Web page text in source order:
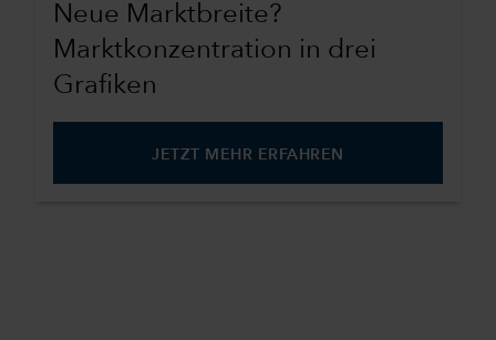
Neue Marktbreite?
Marktkonzentration in drei
Grafiken
JETZT MEHR ERFAHREN